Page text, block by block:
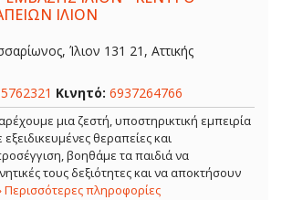
ΙΛΙΟΝ
Ίλιον 131 21, Αττικής
Κινητό: 6937264766
μια ζεστή, υποστηρικτική εμπειρία
θεραπείες και
βοηθάμε τα παιδιά να
τους δεξιότητες και να αποκτήσουν
Περισσότερες πληροφορίες